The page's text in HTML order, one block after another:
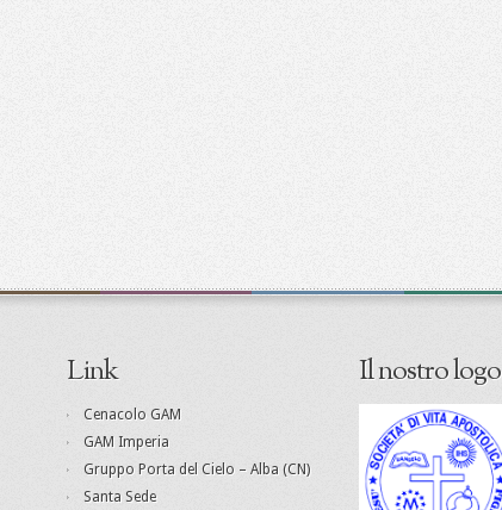
Link
Cenacolo GAM
GAM Imperia
Gruppo Porta del Cielo – Alba (CN)
Santa Sede
Il nostro logo